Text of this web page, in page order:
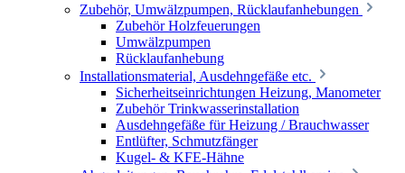
Zubehör, Umwälzpumpen, Rücklaufanhebungen
Zubehör Holzfeuerungen
Umwälzpumpen
Rücklaufanhebung
Installationsmaterial, Ausdehngefäße etc.
Sicherheitseinrichtungen Heizung, Manometer
Zubehör Trinkwasserinstallation
Ausdehngefäße für Heizung / Brauchwasser
Entlüfter, Schmutzfänger
Kugel- & KFE-Hähne